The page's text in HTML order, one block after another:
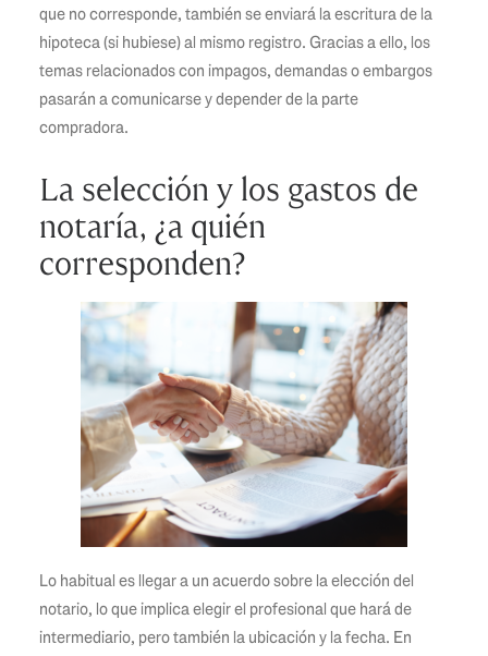
que no corresponde, también se enviará la escritura de la
hipoteca (si hubiese) al mismo registro. Gracias a ello, los
temas relacionados con impagos, demandas o embargos
pasarán a comunicarse y depender de la parte
compradora.
La selección y los gastos de
notaría, ¿a quién
corresponden?
Lo habitual es llegar a un acuerdo sobre la elección del
notario, lo que implica elegir el profesional que hará de
intermediario, pero también la ubicación y la fecha. En